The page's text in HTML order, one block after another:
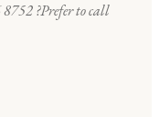
Prefer to call?
8752